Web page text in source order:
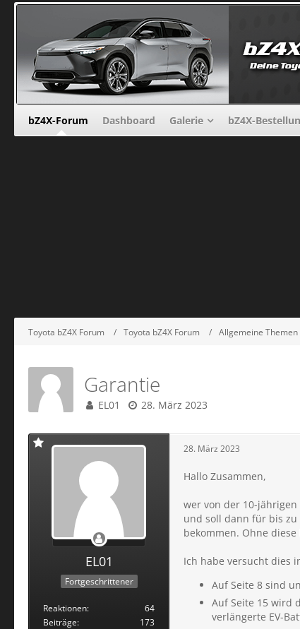
bZ4X-Forum Dashboard Galerie bZ4X-
Toyota bZ4X Forum Toyota bZ4X Forum Allgemeine Themen
Garantie
EL01 28. März 2023
EL01
Fortgeschrittener
Reaktionen
64
Beiträge
173
28. März 2023
Hallo Zusammen,
wer von der 10-
und soll dann für bis zu
bekommen. Ohne
Ich habe versucht dies
Auf Seite 8 sind
Auf Seite 15 wird
verlängerte EV-